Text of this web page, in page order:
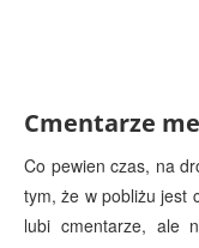
Cmentarze
Co pewien czas, na
tym, że w pobliżu jest
lubi cmentarze, ale